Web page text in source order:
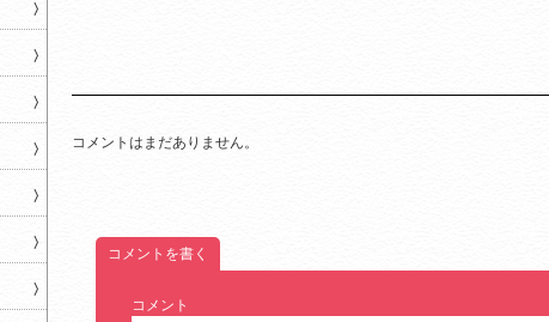
コメントはまだありません。
コメントを書く
コメント